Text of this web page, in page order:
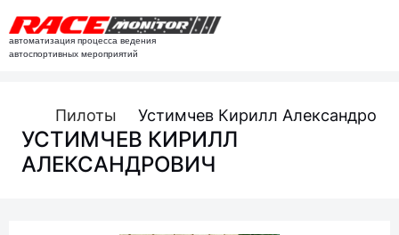
автоматизация процесса ведения
автоспортивных мероприятий
Пилоты Устимчев Кирилл
УСТИМЧЕВ КИРИЛЛ